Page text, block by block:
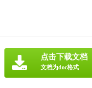
点击下载文档
文档为doc格式